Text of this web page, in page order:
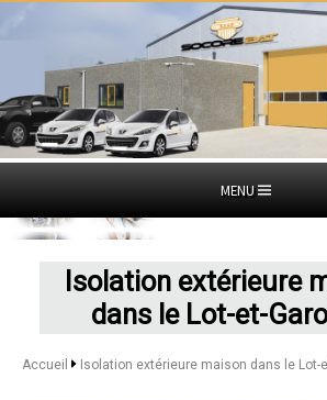
MENU
Isolation extérieure
dans le Lot-et-
Accueil Isolation extérieure maison dans le Lot-